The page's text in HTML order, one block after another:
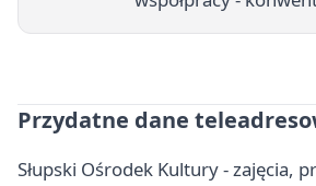
Przydatne dane
Słupski Ośrodek Kultury - zajęcia,